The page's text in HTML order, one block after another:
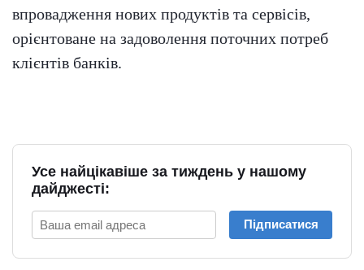
впровадження нових продуктів та сервісів,
орієнтоване на задоволення поточних потреб
клієнтів банків.
Усе найцікавіше за тиждень у нашому
дайджесті:
Підписатися